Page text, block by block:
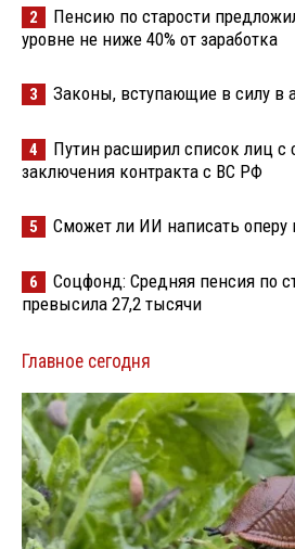
2
Пенсию по старости
уровне не ниже 40% от заработка
3 Законы, вступающие в силу в
4
Путин расширил список лиц
заключения контракта с ВС РФ
5 Сможет ли ИИ написать оперу
6
Соцфонд: Средняя пенсия по
превысила 27,2 тысячи
Главное сегодня